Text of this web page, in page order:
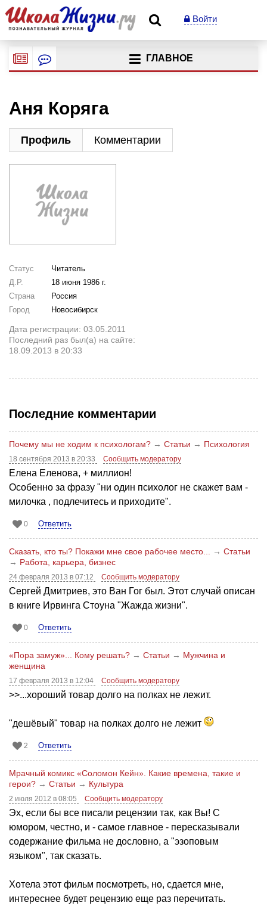
Войти
ГЛАВНОЕ
Аня Коряга
Профиль Комментарии
Статус
Читатель
Д.Р.
18 июня 1986 г.
Страна
Россия
Город
Новосибирск
Дата регистрации: 03.05.2011
Последний раз был(а) на сайте:
18.09.2013 в 20:33
Последние комментарии
Почему мы не ходим к психологам? → Статьи → Психология
18 сентября 2013 в 20:33 Сообщить модератору
Елена Еленова, + миллион!
Особенно за фразу "ни один психолог не скажет вам -
милочка , подлечитесь и приходите".
0 Ответить
Сказать, кто ты? Покажи мне свое рабочее место... → Статьи
→ Работа, карьера, бизнес
24 февраля 2013 в 07:12 Сообщить модератору
Сергей Дмитриев, это Ван Гог был. Этот случай описан
в книге Ирвинга Стоуна "Жажда жизни".
0 Ответить
«Пора замуж»... Кому решать? → Статьи → Мужчина и
женщина
17 февраля 2013 в 12:04 Сообщить модератору
>>...хороший товар долго на полках не лежит.
"дешёвый" товар на полках долго не лежит
2 Ответить
Мрачный комикс «Соломон Кейн». Какие времена, такие и
герои? → Статьи → Культура
2 июля 2012 в 08:05 Сообщить модератору
Эх, если бы все писали рецензии так, как Вы! С
юмором, честно, и - самое главное - пересказывали
содержание фильма не дословно, а "эзоповым
языком", так сказать.
Хотела этот фильм посмотреть, но, сдается мне,
интереснее будет рецензию еще раз перечитать.